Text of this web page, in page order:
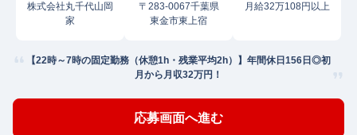
株式会社丸千代山岡
家
〒283-0067千葉県
東金市東上宿
月給32万108円以上
【22時～7時の固定勤務（休憩1h・残業平均2h）】年間休日156日◎初
月から月収32万円！
応募画面へ進む